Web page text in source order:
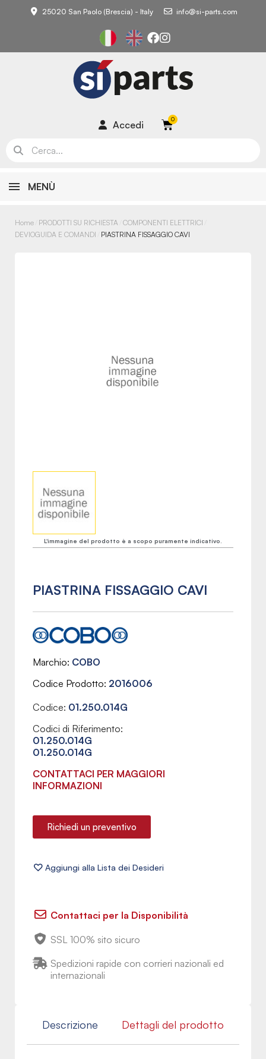
25020 San Paolo (Brescia) - Italy info@si-parts.com
Accedi
MENÙ
Home PRODOTTI SU RICHIESTA COMPONENTI ELETTRICI
DEVIOGUIDA E COMANDI
PIASTRINA FISSAGGIO CAVI
L'immagine del prodotto è a scopo puramente indicativo.
PIASTRINA FISSAGGIO CAVI
Marchio COBO
Codice Prodotto 2016006
Codice: 01.250.014G
Codici di Riferimento:
01.250.014G
01.250.014G
CONTATTACI PER MAGGIORI
INFORMAZIONI
Richiedi un preventivo
Contattaci per la Disponibilità
SSL 100% sito sicuro
Spedizioni rapide con corrieri nazionali ed
internazionali
Descrizione Dettagli del prodotto